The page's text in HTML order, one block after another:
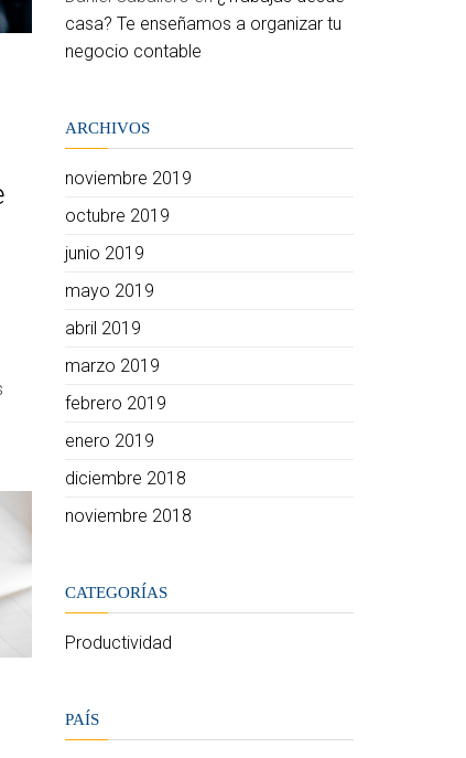
casa? Te enseñamos a organizar tu
negocio contable
ARCHIVOS
noviembre 2019
octubre 2019
junio 2019
mayo 2019
abril 2019
marzo 2019
febrero 2019
enero 2019
diciembre 2018
noviembre 2018
CATEGORÍAS
Productividad
PAÍS